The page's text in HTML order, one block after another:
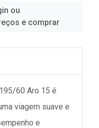
ou
e comprar
60 Aro 15 é
viagem suave e
e